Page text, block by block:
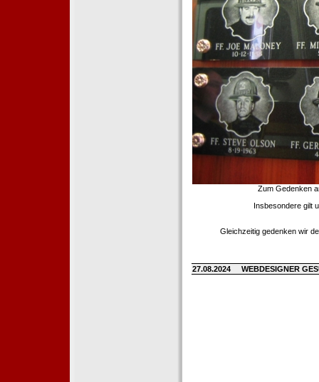
Zum Gedenken
Insbesondere gilt
Gleichzeitig gedenken wir
27.08.2024 WEBDESIGNER